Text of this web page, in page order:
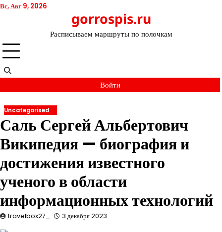
Перейти
Вс, Авг 9, 2026
gorrospis.ru
Расписываем маршруты по полочкам
Войти
Uncategorised
Саль Сергей Альбертович
Википедия — биография и
достижения известного
ученого в области
информационных технологий
travelbox27_ 3 декабря 2023